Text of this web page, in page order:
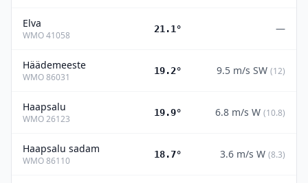
Elva
WMO41058
21.1° —
Häädemeeste
WMO86031
19.2° 9.5 m/s SW (12)
Haapsalu
WMO26123
19.9° 6.8 m/s W (10.8)
Haapsalu sadam
WMO86110
18.7° 3.6 m/s W (8.3)